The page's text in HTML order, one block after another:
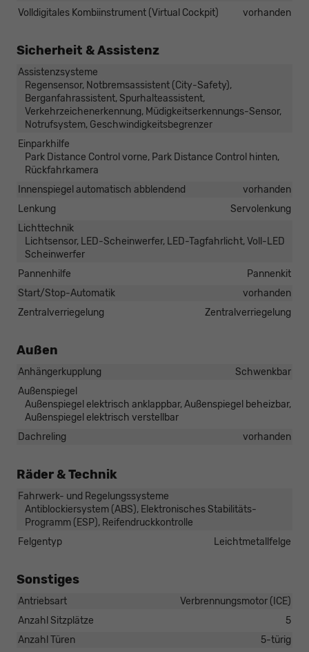
Volldigitales Kombiinstrument (Virtual Cockpit) vorhanden
Sicherheit & Assistenz
Assistenzsysteme
Regensensor, Notbremsassistent (City-Safety),
Berganfahrassistent, Spurhalteassistent,
Verkehrzeichenerkennung, Müdigkeitserkennungs-Sensor,
Notrufsystem, Geschwindigkeitsbegrenzer
Einparkhilfe
Park Distance Control vorne, Park Distance Control hinten,
Rückfahrkamera
Innenspiegel automatisch abblendend
vorhanden
Lenkung
Servolenkung
Lichttechnik
Lichtsensor, LED-Scheinwerfer, LED-Tagfahrlicht, Voll-LED
Scheinwerfer
Pannenhilfe
Pannenkit
Start/Stop-Automatik
vorhanden
Zentralverriegelung
Zentralverriegelung
Außen
Anhängerkupplung
Schwenkbar
Außenspiegel
Außenspiegel elektrisch anklappbar, Außenspiegel beheizbar,
Außenspiegel elektrisch verstellbar
Dachreling
vorhanden
Räder & Technik
Fahrwerk- und Regelungssysteme
Antiblockiersystem (ABS), Elektronisches Stabilitäts-
Programm (ESP), Reifendruckkontrolle
Felgentyp
Leichtmetallfelge
Sonstiges
Antriebsart
Verbrennungsmotor (ICE)
Anzahl Sitzplätze
5
Anzahl Türen
5-türig